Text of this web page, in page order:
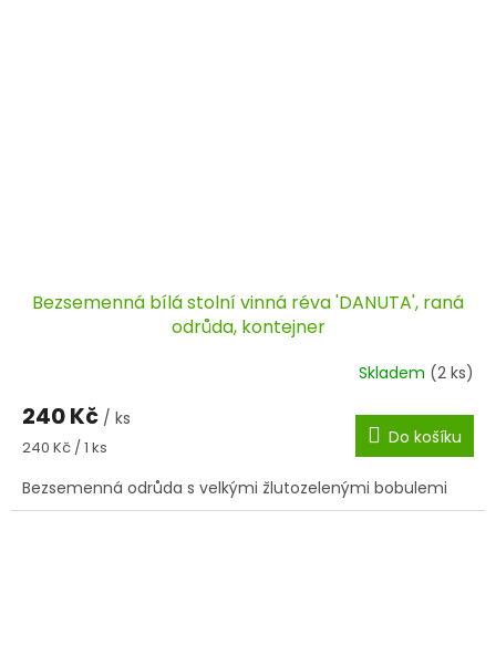
Bezsemenná bílá stolní vinná réva 'DANUTA', raná
odrůda, kontejner
Skladem (2 ks)
240 Kč / ks
Měrná
240 Kč / 1 ks Do košíku
Bezsemenná odrůda s velkými žlutozelenými bobulemi